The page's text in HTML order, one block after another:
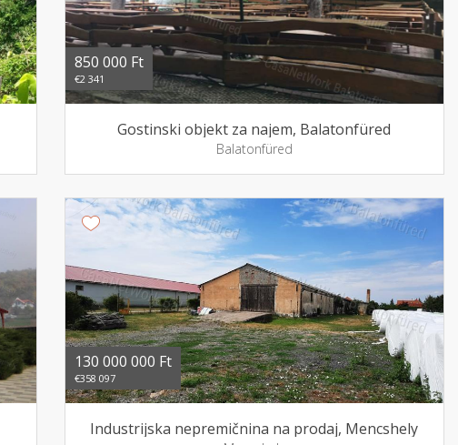
850 000 Ft
€2 341
Gostinski objekt za najem, Balatonfüred
Balatonfüred
130 000 000 Ft
€358 097
Industrijska nepremičnina na prodaj, Mencshely